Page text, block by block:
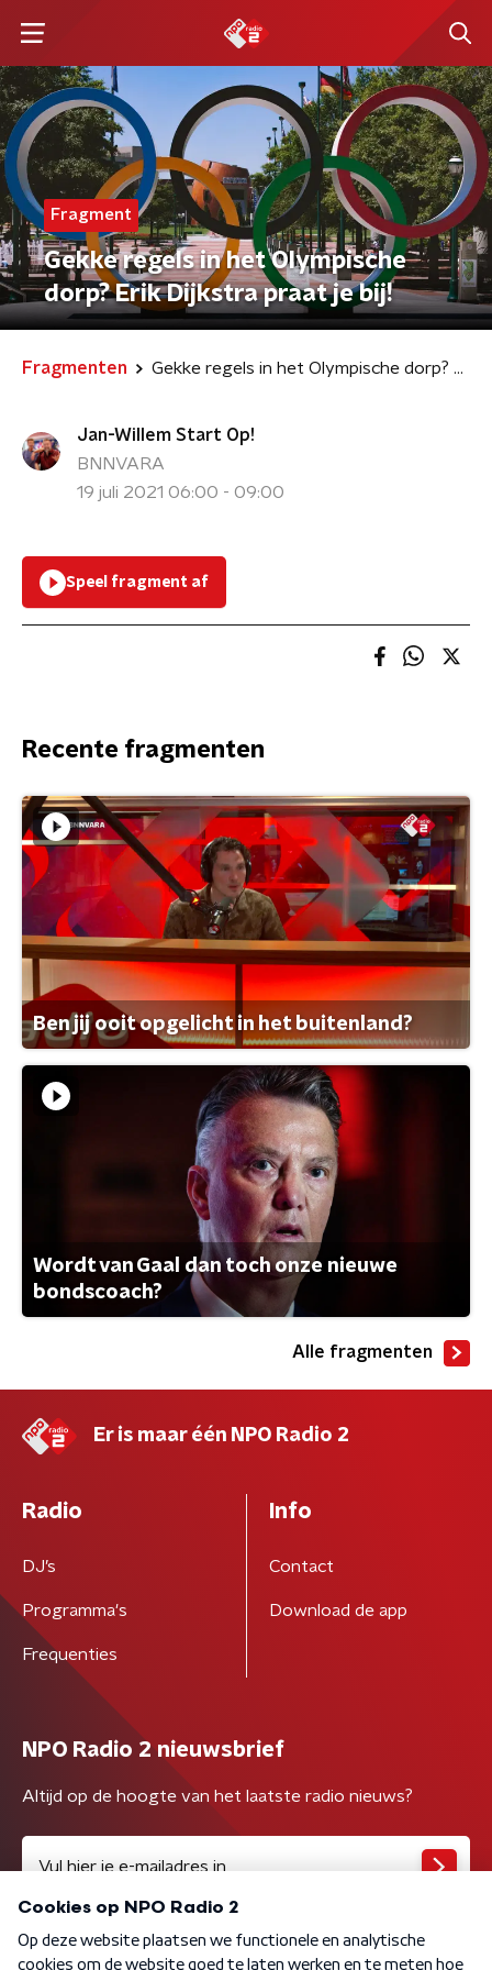
Fragment
Gekke regels in het Olympische
dorp? Erik Dijkstra praat je bij!
Fragmenten Gekke regels in het Olympische dorp? Erik Dijkstra praat je bij!
Jan-Willem Start Op!
BNNVARA
19 juli 2021 06:00 - 09:00
Speel fragment af
Recente fragmenten
Ben jij ooit opgelicht in het buitenland?
Wordt van Gaal dan toch onze nieuwe
bondscoach?
Alle fragmenten
Er is maar één NPO Radio 2
Radio
DJ’s
Programma's
Frequenties
Info
Contact
Download de app
NPO Radio 2 nieuwsbrief
Altijd op de hoogte van het laatste radio nieuws?